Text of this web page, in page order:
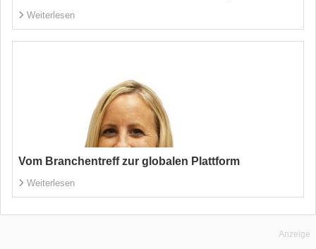
Weiterlesen
Vom Branchentreff zur globalen Plattform
Weiterlesen
Anzeige